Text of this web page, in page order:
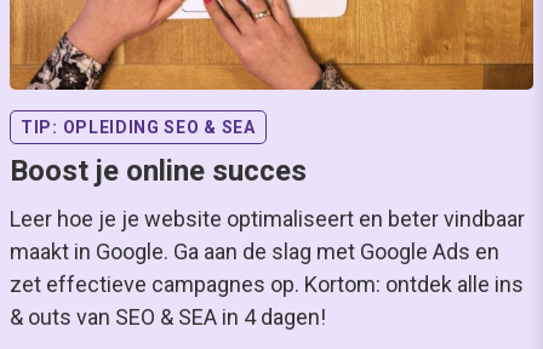
TIP: OPLEIDING SEO & SEA
Boost je online succes
Leer hoe je je website optimaliseert en beter vindbaar
maakt in Google. Ga aan de slag met Google Ads en
zet effectieve campagnes op. Kortom: ontdek alle ins
& outs van SEO & SEA in 4 dagen!